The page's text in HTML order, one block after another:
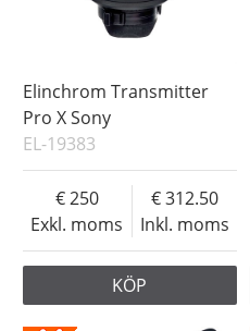
Elinchrom Transmitter
Pro X Sony
EL-19383
Exkl. moms
250
Inkl. moms
312.50
KÖP